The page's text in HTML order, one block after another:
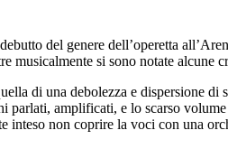
del genere dell’operetta
musicalmente si sono notate alcune
di una debolezza e dispersione
amplificati, e lo scarso
non coprire la voci con una